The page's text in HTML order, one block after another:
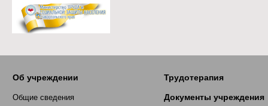
Об учреждении
Общие сведения
Трудотерапия
Документы учреждения